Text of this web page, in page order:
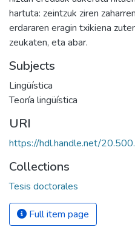
hartuta: zeintzuk ziren
erdararen eragin txikiena
zeukaten, eta abar.
Subjects
Lingüística
Teoría lingüística
URI
https://hdl.handle.net/
Collections
Tesis doctorales
Full item page